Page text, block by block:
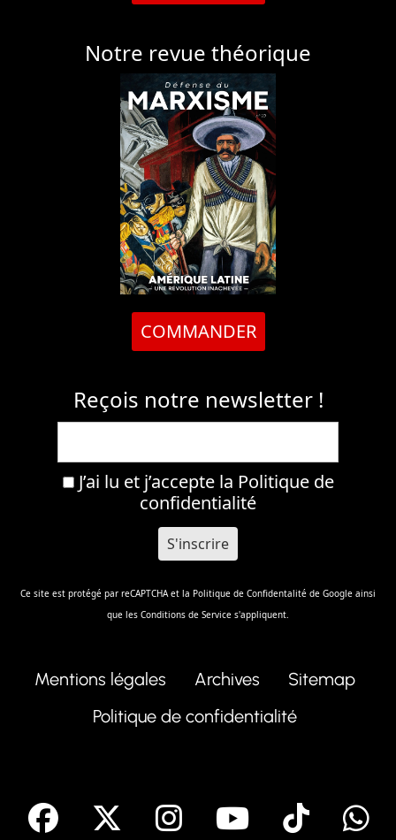
Notre revue théorique
COMMANDER
Reçois notre newsletter !
J’ai lu et j’accepte la Politique de
confidentialité
Ce site est protégé par reCAPTCHA et la Politique de Confidentalité de Google ainsi
que les Conditions de Service s'appliquent.
Mentions légales Archives
Sitemap
Politique de confidentialité
facebook Instagram
Youtube
Tik